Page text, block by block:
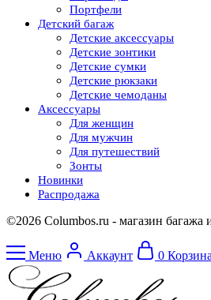
Портфели
Детский багаж
Детские аксессуары
Детские зонтики
Детские сумки
Детские рюкзаки
Детские чемоданы
Аксессуары
Для женщин
Для мужчин
Для путешествий
Зонты
Новинки
Распродажа
©2026 Columbos.ru - магазин багажа
Меню Аккаунт 0 Корзина